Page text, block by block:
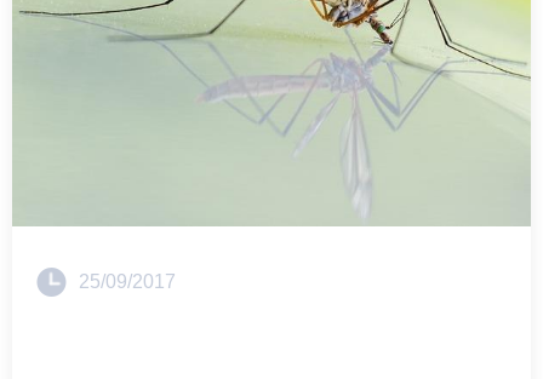
25/09/2017